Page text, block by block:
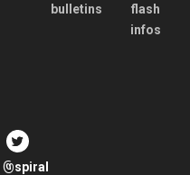
bulletins
flash
infos
@spiral